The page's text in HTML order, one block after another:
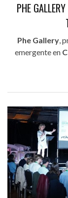
PHE
Phe Gallery,
emergente en